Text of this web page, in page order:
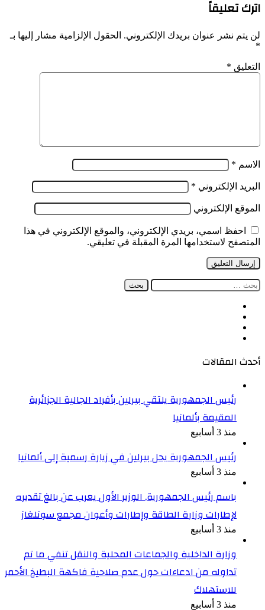
والكيانات
في
القائمة
للأشخاص
والكيانات
اترك تعليقاً
لن يتم نشر عنوان بريدك الإلكتروني. الحقول الإلزامية مشار إليها بـ
*
التعليق *
الاسم *
البريد الإلكتروني *
الموقع الإلكتروني
احفظ اسمي، بريدي الإلكتروني، والموقع الإلكتروني في هذا
المتصفح لاستخدامها المرة المقبلة في تعليقي.
البحث
أحدث المقالات
رئيس الجمهورية يلتقي ببرلين بأفراد الجالية الجزائرية
المقيمة بألمانيا
منذ 3 أسابيع
رئيس الجمهورية يحل ببرلين في زيارة رسمية إلى ألمانيا
منذ 3 أسابيع
باسم رئيس الجمهورية, الوزير الأول يعرب عن بالغ تقديره
لإطارات وزارة الطاقة وإطارات وأعوان مجمع سونلغاز
منذ 3 أسابيع
وزارة الداخلية والجماعات المحلية والنقل تنفي ما تم
تداوله من ادعاءات حول عدم صلاحية فاكهة البطيخ الأحمر
للاستهلاك
منذ 3 أسابيع